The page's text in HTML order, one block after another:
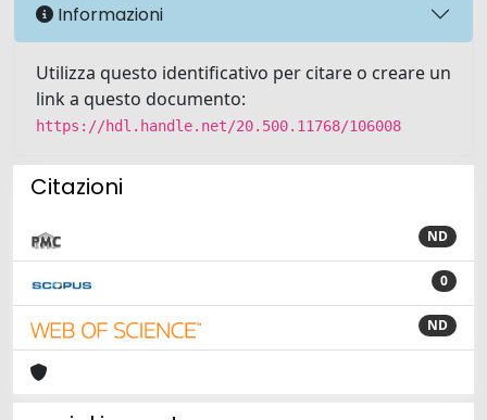
Informazioni
Utilizza questo identificativo per citare o creare un
link a questo documento:
https://hdl.handle.net/20.500.11768/106008
Citazioni
ND
0
ND